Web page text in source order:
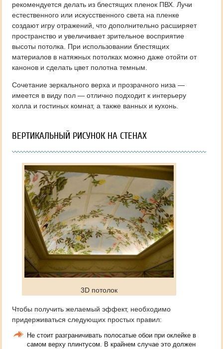
рекомендуется делать из блестящих пленок ПВХ. Лучи
естественного или искусственного света на пленке
создают игру отражений, что дополнительно расширяет
пространство и увеличивает зрительное восприятие
высоты потолка. При использовании блестящих
материалов в натяжных потолках можно даже отойти от
канонов и сделать цвет полотна темным.
Сочетание зеркального верха и прозрачного низа —
имеется в виду пол — отлично подходит к интерьеру
холла и гостиных комнат, а также ванных и кухонь.
ВЕРТИКАЛЬНЫЙ РИСУНОК НА СТЕНАХ
3D потолок
Чтобы получить желаемый эффект, необходимо
придерживаться следующих простых правил:
Не стоит разграничивать полосатые обои при оклейке в
самом верху плинтусом. В крайнем случае это должен